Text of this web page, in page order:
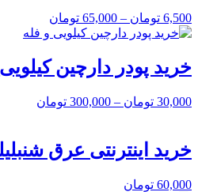
6,500 تومان –
65,000 تومان
خرید پودر دارچین
30,000 تومان –
300,000 تومان
خرید اینترنتی عرق
60,000 تومان